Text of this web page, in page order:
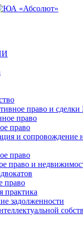
право и
право
право
и сопровождение
право
право и
право
практика
задолженности